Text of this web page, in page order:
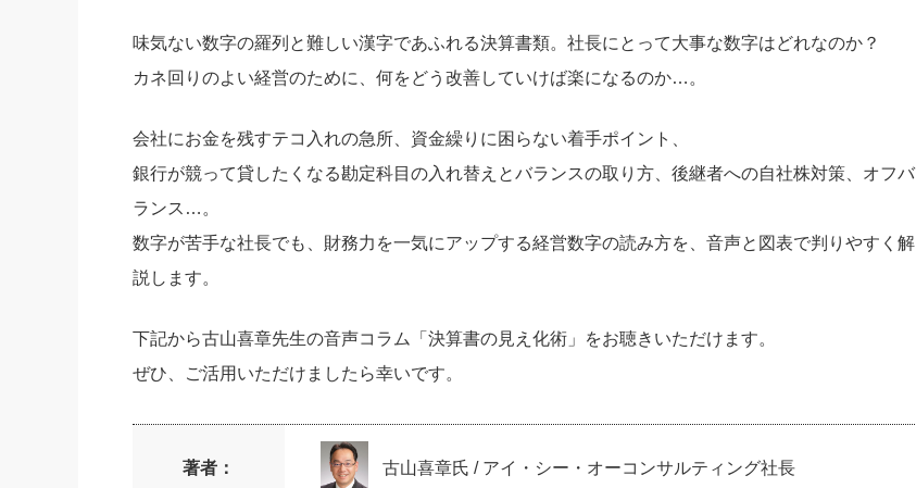
味気ない数字の羅列と難しい漢字であふれる決算書類。社長にとって大事な数字はどれなのか？
カネ回りのよい経営のために、何をどう改善していけば楽になるのか…。
会社にお金を残すテコ入れの急所、資金繰りに困らない着手ポイント、
銀行が競って貸したくなる勘定科目の入れ替えとバランスの取り方、後継者への自社株対策、オフバ
ランス…。
数字が苦手な社長でも、財務力を一気にアップする経営数字の読み方を、音声と図表で判りやすく解
説します。
下記から古山喜章先生の音声コラム「決算書の見え化術」をお聴きいただけます。
ぜひ、ご活用いただけましたら幸いです。
著者： 古山喜章氏 / アイ・シー・オーコンサルティング社長